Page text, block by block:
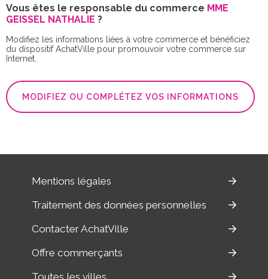
Vous êtes le responsable du commerce MME
GEISSEL NATHALIE ?
Modifiez les informations liées à votre commerce et bénéficiez
du dispositif AchatVille pour promouvoir votre commerce sur
Internet.
MODIFIEZ OU COMPLÉTEZ VOS INFORMATIONS
Mentions légales
Traitement des données personnelles
Contacter AchatVille
Offre commerçants
Toutes les villes